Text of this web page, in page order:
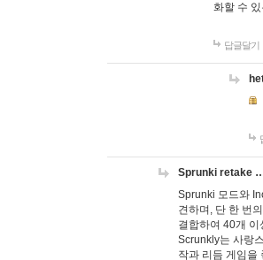
화할 수
답글달기
Sprunki retake
Sprunki 모드와
견하며, 단 한 번
결합하여 40개
Scrunkly는 사랑
작과 리듬 게임을